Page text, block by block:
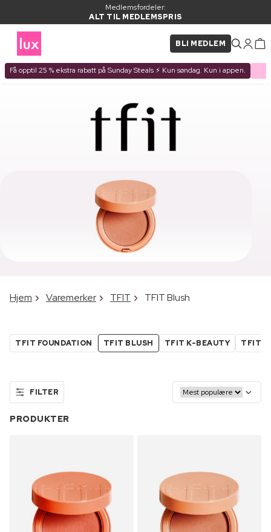
Medlemsfordeler:
ALT TIL MEDLEMSPRIS
BLI MEDLEM
Få opptil 25 % ekstra rabatt på Sunday Steals ⚡ Kun søndag. Kun i appen.
Hjem Varemerker TFIT TFIT Blush
TFIT FOUNDATION TFIT BLUSH TFIT K-BEAUTY TFIT
FILTER
PRODUKTER